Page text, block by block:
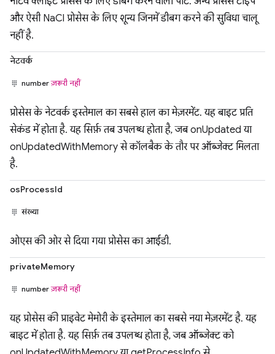
और ऐसी NaCl प्रोसेस के लिए शून्य जिनमें डीबग करने की सुविधा चालू
नहीं है.
नेटवर्क
numberज़रूरी नहीं
प्रोसेस के नेटवर्क इस्तेमाल का सबसे हाल का मेज़रमेंट. यह बाइट प्रति
सेकंड में होता है. यह सिर्फ़ तब उपलब्ध होता है, जब onUpdated या
onUpdatedWithMemory से कॉलबैक के तौर पर ऑब्जेक्ट मिलता
है.
osProcessId
संख्या
ओएस की ओर से दिया गया प्रोसेस का आईडी.
privateMemory
numberज़रूरी नहीं
यह प्रोसेस की प्राइवेट मेमोरी के इस्तेमाल का सबसे नया मेज़रमेंट है. यह
बाइट में होता है. यह सिर्फ़ तब उपलब्ध होता है, जब ऑब्जेक्ट को